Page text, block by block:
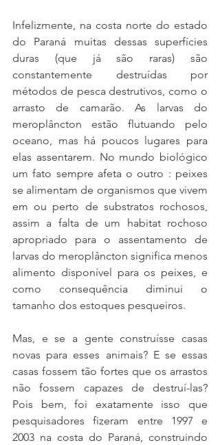
Infelizmente, na costa norte do estado
do Paraná muitas dessas superfícies
duras (que já são raras) são
constantemente destruídas por
métodos de pesca destrutivos, como o
arrasto de camarão. As larvas do
meroplâncton estão flutuando pelo
oceano, mas há poucos lugares para
elas assentarem. No mundo biológico
um fato sempre afeta o outro : peixes
se alimentam de organismos que vivem
em ou perto de substratos rochosos,
assim a falta de um habitat rochoso
apropriado para o assentamento de
larvas do meroplâncton significa menos
alimento disponível para os peixes, e
como consequência diminui o
tamanho dos estoques pesqueiros.
Mas, e se a gente construísse casas
novas para esses animais? E se essas
casas fossem tão fortes que os arrastos
não fossem capazes de destruí-las?
Pois bem, foi exatamente isso que
pesquisadores fizeram entre 1997 e
2003 na costa do Paraná, construindo